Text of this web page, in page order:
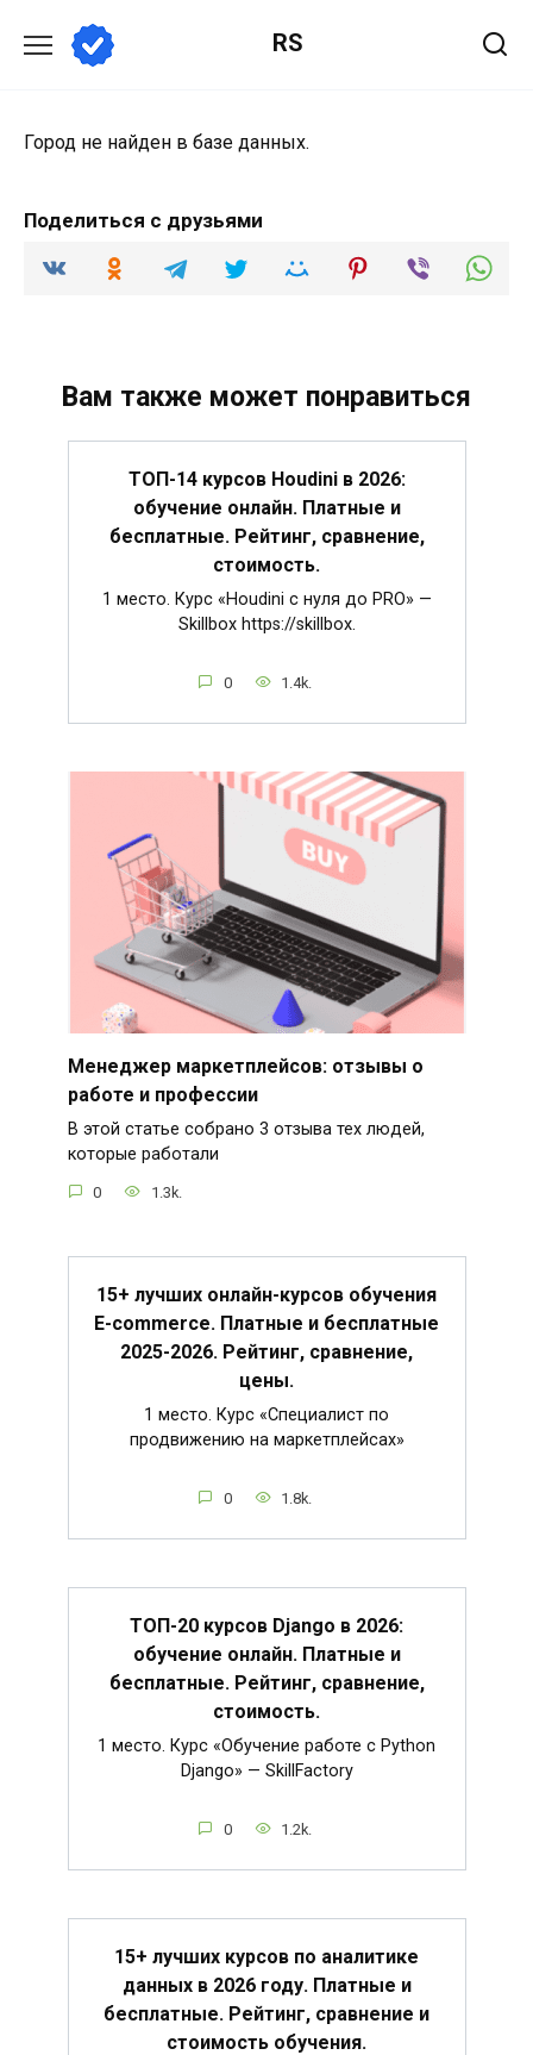
содержанию
RS
Город не найден в базе данных.
Поделиться с друзьями
Вам также может понравиться
ТОП-14 курсов Houdini в 2026:
обучение онлайн. Платные и
бесплатные. Рейтинг, сравнение,
стоимость.
1 место. Курс «Houdini c нуля до PRO» —
Skillbox https://skillbox.
0 1.4k.
Менеджер маркетплейсов: отзывы о
работе и профессии
В этой статье собрано 3 отзыва тех людей,
которые работали
0 1.3k.
15+ лучших онлайн-курсов обучения
E-commerce. Платные и бесплатные
2025-2026. Рейтинг, сравнение,
цены.
1 место. Курс «Специалист по
продвижению на маркетплейсах»
0 1.8k.
ТОП-20 курсов Django в 2026:
обучение онлайн. Платные и
бесплатные. Рейтинг, сравнение,
стоимость.
1 место. Курс «Обучение работе с Python
Django» — SkillFactory
0 1.2k.
15+ лучших курсов по аналитике
данных в 2026 году. Платные и
бесплатные. Рейтинг, сравнение и
стоимость обучения.